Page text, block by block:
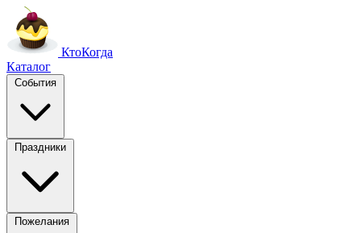
КтоКогда
Каталог
События
Праздники
Пожелания